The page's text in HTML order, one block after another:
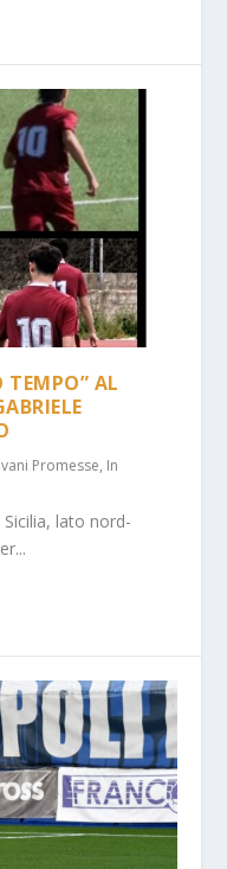
TEMPO” AL
Promesse, In
lato nord-